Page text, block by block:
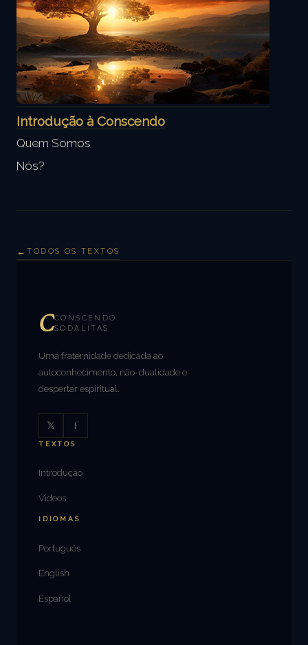
Introdução à Conscendo
Quem Somos
Nós?
TODOS OS TEXTOS
CCONSCENDO
SODALITAS
Uma fraternidade dedicada ao
autoconhecimento, não-dualidade e
despertar espiritual.
𝕏 f
TEXTOS
Introdução
Videos
IDIOMAS
Português
English
Español